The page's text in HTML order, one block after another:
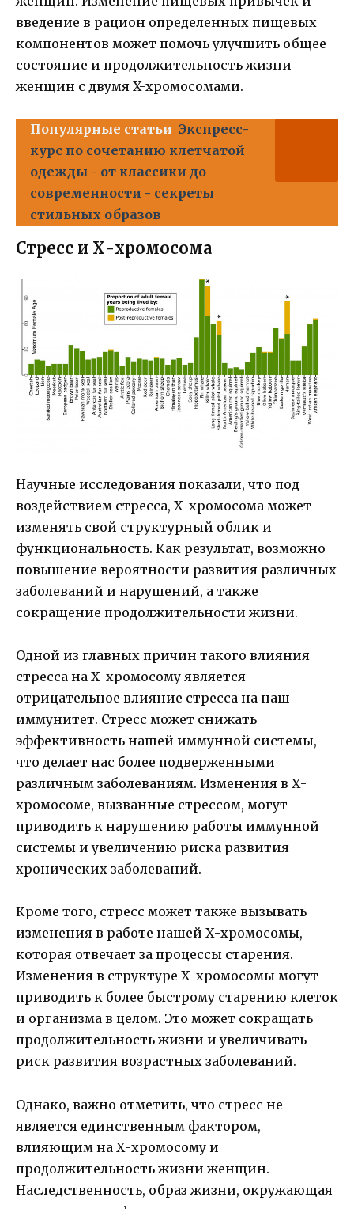
введение в рацион определенных пищевых
компонентов может помочь улучшить общее
состояние и продолжительность жизни
женщин с двумя X-хромосомами.
Популярные статьи Экспресс-
курс по сочетанию клетчатой
одежды - от классики до
современности - секреты
стильных образов
Стресс и Х-хромосома
Научные исследования показали, что под
воздействием стресса, Х-хромосома может
изменять свой структурный облик и
функциональность. Как результат, возможно
повышение вероятности развития различных
заболеваний и нарушений, а также
сокращение продолжительности жизни.
Одной из главных причин такого влияния
стресса на Х-хромосому является
отрицательное влияние стресса на наш
иммунитет. Стресс может снижать
эффективность нашей иммунной системы,
что делает нас более подверженными
различным заболеваниям. Изменения в Х-
хромосоме, вызванные стрессом, могут
приводить к нарушению работы иммунной
системы и увеличению риска развития
хронических заболеваний.
Кроме того, стресс может также вызывать
изменения в работе нашей Х-хромосомы,
которая отвечает за процессы старения.
Изменения в структуре Х-хромосомы могут
приводить к более быстрому старению клеток
и организма в целом. Это может сокращать
продолжительность жизни и увеличивать
риск развития возрастных заболеваний.
Однако, важно отметить, что стресс не
является единственным фактором,
влияющим на Х-хромосому и
продолжительность жизни женщин.
Наследственность, образ жизни, окружающая